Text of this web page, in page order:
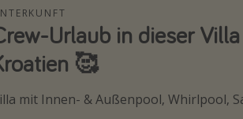
Urlaub in dieser
🥰
mit Innen- & Außenpool, Whirlpool,